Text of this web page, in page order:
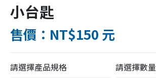
小台匙
售價：NT$150 元
請選擇產品規格 請選擇數量